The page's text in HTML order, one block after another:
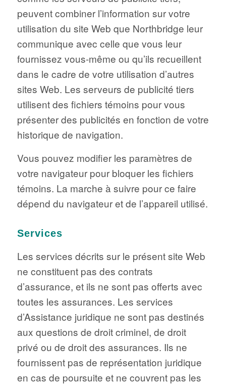
peuvent combiner l’information sur votre
utilisation du site Web que Northbridge leur
communique avec celle que vous leur
fournissez vous-même ou qu’ils recueillent
dans le cadre de votre utilisation d’autres
sites Web. Les serveurs de publicité tiers
utilisent des fichiers témoins pour vous
présenter des publicités en fonction de votre
historique de navigation.
Vous pouvez modifier les paramètres de
votre navigateur pour bloquer les fichiers
témoins. La marche à suivre pour ce faire
dépend du navigateur et de l’appareil utilisé.
Services
Les services décrits sur le présent site Web
ne constituent pas des contrats
d’assurance, et ils ne sont pas offerts avec
toutes les assurances. Les services
d’Assistance juridique ne sont pas destinés
aux questions de droit criminel, de droit
privé ou de droit des assurances. Ils ne
fournissent pas de représentation juridique
en cas de poursuite et ne couvrent pas les